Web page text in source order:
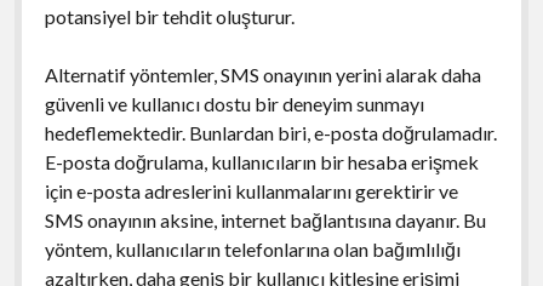
potansiyel bir tehdit oluşturur.
Alternatif yöntemler, SMS onayının yerini alarak daha
güvenli ve kullanıcı dostu bir deneyim sunmayı
hedeflemektedir. Bunlardan biri, e-posta doğrulamadır.
E-posta doğrulama, kullanıcıların bir hesaba erişmek
için e-posta adreslerini kullanmalarını gerektirir ve
SMS onayının aksine, internet bağlantısına dayanır. Bu
yöntem, kullanıcıların telefonlarına olan bağımlılığı
azaltırken, daha geniş bir kullanıcı kitlesine erişimi